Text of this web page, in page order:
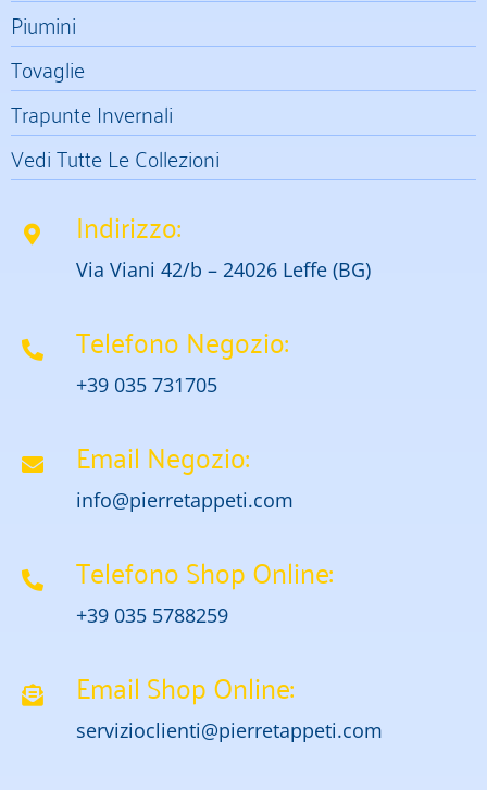
Piumini
Tovaglie
Trapunte Invernali
Vedi Tutte Le Collezioni
Indirizzo:
Via Viani 42/b – 24026 Leffe (BG)
Telefono Negozio:
+39 035 731705
Email Negozio:
info@pierretappeti.com
Telefono Shop Online:
+39 035 5788259
Email Shop Online:
servizioclienti@pierretappeti.com